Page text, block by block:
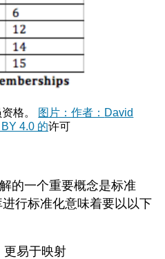
格。 图片：作者： David
4.0 的许可
的一个重要概念是标准
行标准化意味着要以以下
更易于映射